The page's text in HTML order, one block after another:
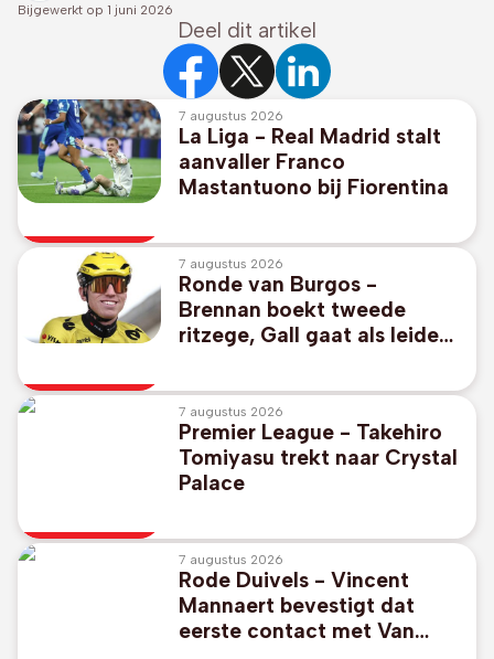
Bijgewerkt op 1 juni 2026
Deel dit artikel
7 augustus 2026
La Liga - Real Madrid stalt
aanvaller Franco
Mastantuono bij Fiorentina
7 augustus 2026
Ronde van Burgos -
Brennan boekt tweede
ritzege, Gall gaat als leider
7 augustus 2026
Premier League - Takehiro
Tomiyasu trekt naar Crystal
Palace
7 augustus 2026
Rode Duivels - Vincent
Mannaert bevestigt dat
eerste contact met Van